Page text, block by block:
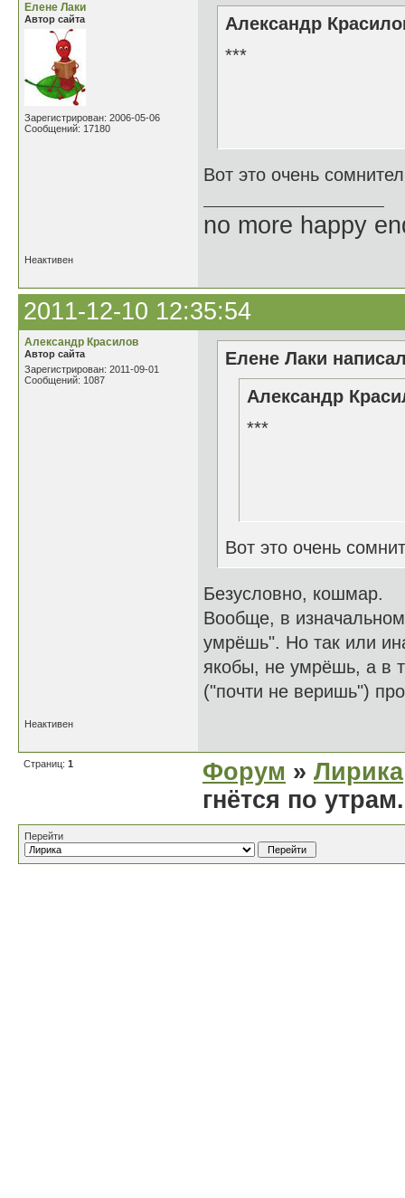
Елене Лаки
Автор сайта
Зарегистрирован: 2006-05-06
Сообщений: 17180
Александр
***
Вот это очень
no more happy
Неактивен
2011-12-10 12:35:54
Александр Красилов
Автор сайта
Зарегистрирован: 2011-09-01
Сообщений: 1087
Елене Лаки
Александр
***
Вот это очень
Безусловно, кошмар.
Вообще, в
умрёшь". Но так или
якобы, не умрёшь, а в
("почти не веришь")
Неактивен
Страниц: 1 Форум » Лирика
гнётся по
Перейти